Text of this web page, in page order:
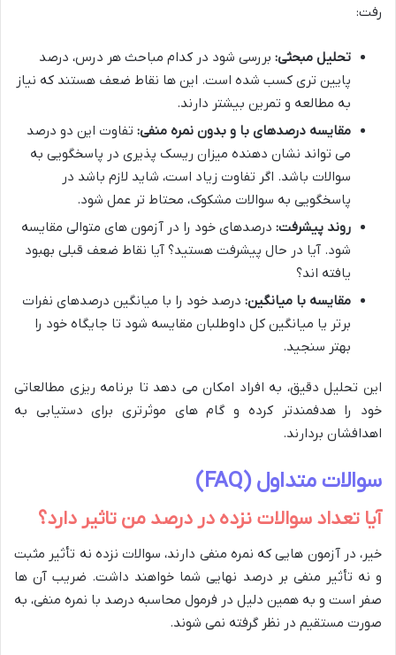
رفت:
تحلیل مبحثی: بررسی شود در کدام مباحث هر درس، درصد
پایین تری کسب شده است. این ها نقاط ضعف هستند که نیاز
به مطالعه و تمرین بیشتر دارند.
مقایسه درصدهای با و بدون نمره منفی: تفاوت این دو درصد
می تواند نشان دهنده میزان ریسک پذیری در پاسخگویی به
سوالات باشد. اگر تفاوت زیاد است، شاید لازم باشد در
پاسخگویی به سوالات مشکوک، محتاط تر عمل شود.
روند پیشرفت: درصدهای خود را در آزمون های متوالی مقایسه
شود. آیا در حال پیشرفت هستید؟ آیا نقاط ضعف قبلی بهبود
یافته اند؟
مقایسه با میانگین: درصد خود را با میانگین درصدهای نفرات
برتر یا میانگین کل داوطلبان مقایسه شود تا جایگاه خود را
بهتر سنجید.
این تحلیل دقیق، به افراد امکان می دهد تا برنامه ریزی مطالعاتی
خود را هدفمندتر کرده و گام های موثرتری برای دستیابی به
اهدافشان بردارند.
سوالات متداول (FAQ)
آیا تعداد سوالات نزده در درصد من تاثیر دارد؟
خیر، در آزمون هایی که نمره منفی دارند، سوالات نزده نه تأثیر مثبت
و نه تأثیر منفی بر درصد نهایی شما خواهند داشت. ضریب آن ها
صفر است و به همین دلیل در فرمول محاسبه درصد با نمره منفی، به
صورت مستقیم در نظر گرفته نمی شوند.